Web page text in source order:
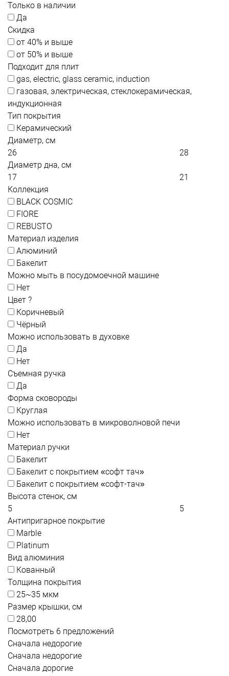
Только в наличии
Да
Скидка
от 40% и выше
от 50% и выше
Подходит для плит
gas, electric, glass ceramic, induction
газовая, электрическая, стеклокерамическая,
индукционная
Тип покрытия
Керамический
Диаметр, см
Диаметр дна, см
Коллекция
BLACK COSMIC
FIORE
REBUSTO
Материал изделия
Алюминий
Бакелит
Можно мыть в посудомоечной машине
Нет
Цвет ?
Коричневый
Чёрный
Можно использовать в духовке
Да
Нет
Съемная ручка
Да
Форма сковороды
Круглая
Можно использовать в микроволновой печи
Нет
Материал ручки
Бакелит
Бакелит с покрытием «софт тач»
Бакелит с покрытием «софт-тач»
Высота стенок, см
Антипригарное покрытие
Marble
Platinum
Вид алюминия
Кованный
Толщина покрытия
25~35 мкм
Размер крышки, см
28,00
Посмотреть 6 предложений
Сначала недорогие
Сначала недорогие
Сначала дорогие